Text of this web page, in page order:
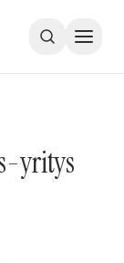
yritys